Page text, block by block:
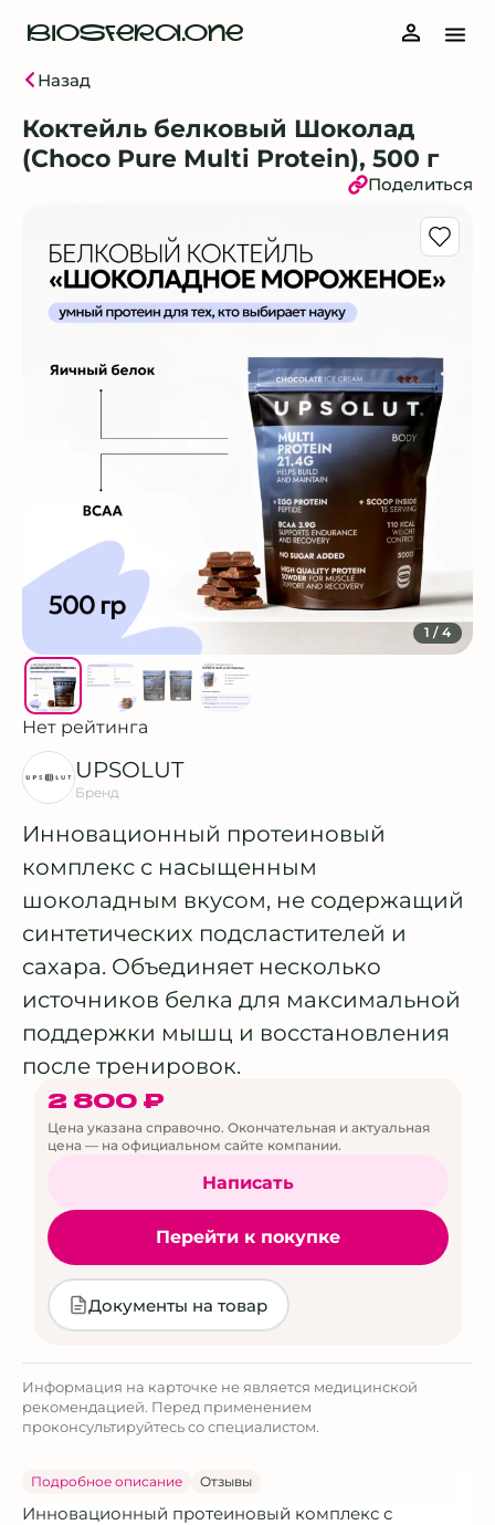
BIOSFERA.ONE
Назад
Коктейль белковый Шоколад
(Choco Pure Multi Protein), 500 г
Поделиться
1 / 4
Нет рейтинга
UPSOLUT
Бренд
Инновационный протеиновый
комплекс с насыщенным
шоколадным вкусом, не содержащий
синтетических подсластителей и
сахара. Объединяет несколько
источников белка для максимальной
поддержки мышц и восстановления
после тренировок.
2 800 ₽
Цена указана справочно. Окончательная и актуальная
цена — на официальном сайте компании.
Написать
Перейти к покупке
Документы на товар
Информация на карточке не является медицинской
рекомендацией. Перед применением
проконсультируйтесь со специалистом.
Подробное описание Отзывы
Инновационный протеиновый комплекс с